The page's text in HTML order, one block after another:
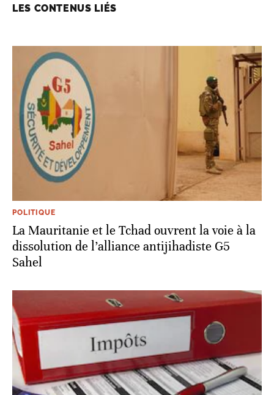
LES CONTENUS LIÉS
POLITIQUE
La Mauritanie et le Tchad ouvrent la voie à la
dissolution de l’alliance antijihadiste G5
Sahel